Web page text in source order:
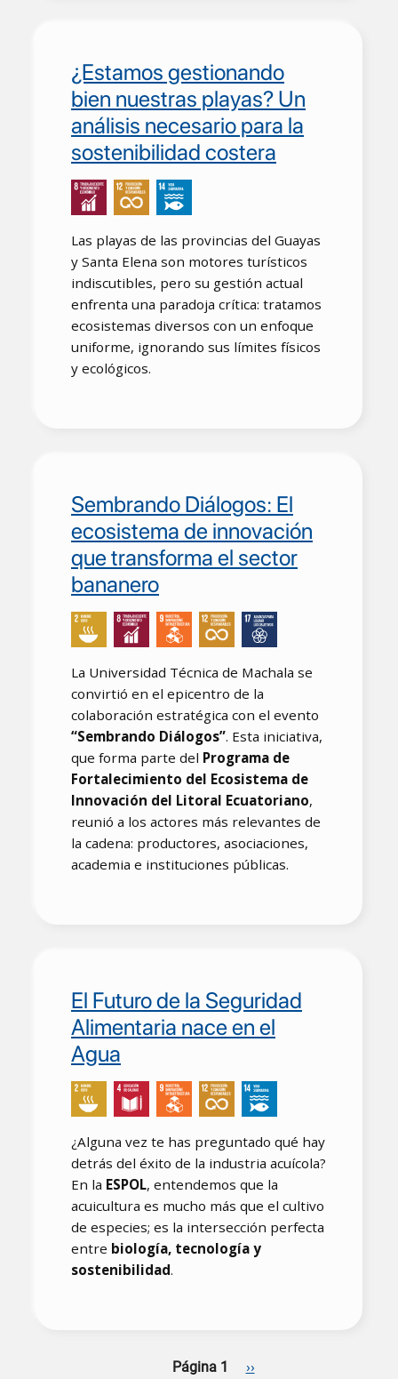
¿Estamos gestionando
bien nuestras playas? Un
análisis necesario para la
sostenibilidad costera
Las playas de las provincias del Guayas
y Santa Elena son motores turísticos
indiscutibles, pero su gestión actual
enfrenta una paradoja crítica: tratamos
ecosistemas diversos con un enfoque
uniforme, ignorando sus límites físicos
y ecológicos.
Sembrando Diálogos: El
ecosistema de innovación
que transforma el sector
bananero
La Universidad Técnica de Machala se
convirtió en el epicentro de la
colaboración estratégica con el evento
“Sembrando Diálogos”. Esta iniciativa,
que forma parte del Programa de
Fortalecimiento del Ecosistema de
Innovación del Litoral Ecuatoriano,
reunió a los actores más relevantes de
la cadena: productores, asociaciones,
academia e instituciones públicas.
El Futuro de la Seguridad
Alimentaria nace en el
Agua
¿Alguna vez te has preguntado qué hay
detrás del éxito de la industria acuícola?
En la ESPOL, entendemos que la
acuicultura es mucho más que el cultivo
de especies; es la intersección perfecta
entre biología, tecnología y
sostenibilidad.
Página 1 Siguiente página
››